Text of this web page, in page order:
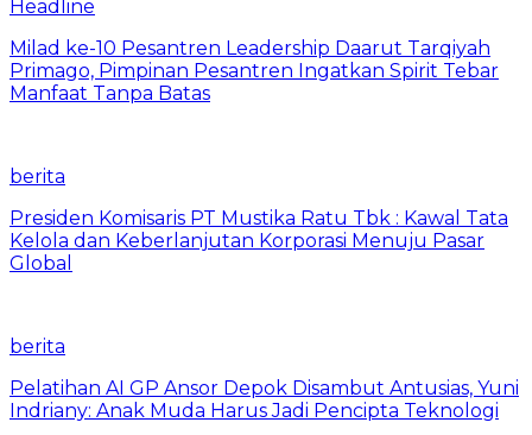
Headline
Milad ke-10 Pesantren Leadership Daarut Tarqiyah
Primago, Pimpinan Pesantren Ingatkan Spirit Tebar
Manfaat Tanpa Batas
berita
Presiden Komisaris PT Mustika Ratu Tbk : Kawal Tata
Kelola dan Keberlanjutan Korporasi Menuju Pasar
Global
berita
Pelatihan AI GP Ansor Depok Disambut Antusias, Yuni
Indriany: Anak Muda Harus Jadi Pencipta Teknologi